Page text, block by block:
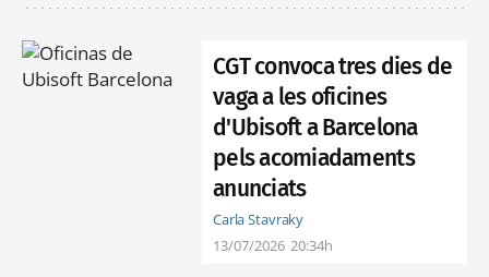
CGT convoca tres dies de
vaga a les oficines
d'Ubisoft a Barcelona
pels acomiadaments
anunciats
Carla Stavraky
13/07/2026 20:34h